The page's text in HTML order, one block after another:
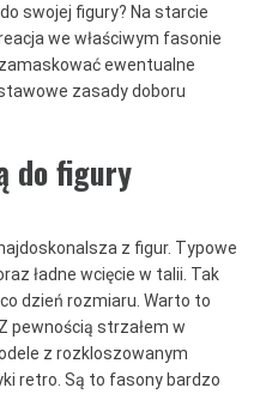
swojej figury? Na starcie
we właściwym fasonie
ewentualne
zasady doboru
do figury
z figur. Typowe
ładne wcięcie w talii. Tak
dzień rozmiaru. Warto to
pewnością strzałem w
z rozkloszowanym
retro. Są to fasony bardzo